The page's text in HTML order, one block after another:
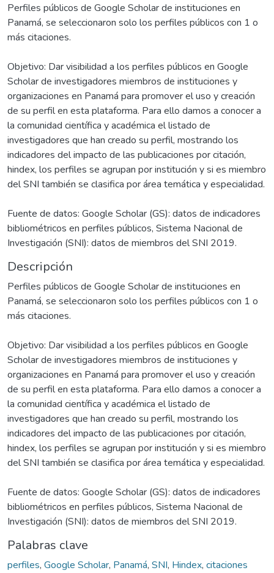
Perfiles públicos de Google Scholar de instituciones en
Panamá, se seleccionaron solo los perfiles públicos con 1 o
más citaciones.
Objetivo: Dar visibilidad a los perfiles públicos en Google
Scholar de investigadores miembros de instituciones y
organizaciones en Panamá para promover el uso y creación
de su perfil en esta plataforma. Para ello damos a conocer a
la comunidad científica y académica el listado de
investigadores que han creado su perfil, mostrando los
indicadores del impacto de las publicaciones por citación,
hindex, los perfiles se agrupan por institución y si es miembro
del SNI también se clasifica por área temática y especialidad.
Fuente de datos: Google Scholar (GS): datos de indicadores
bibliométricos en perfiles públicos, Sistema Nacional de
Investigación (SNI): datos de miembros del SNI 2019.
Descripción
Perfiles públicos de Google Scholar de instituciones en
Panamá, se seleccionaron solo los perfiles públicos con 1 o
más citaciones.
Objetivo: Dar visibilidad a los perfiles públicos en Google
Scholar de investigadores miembros de instituciones y
organizaciones en Panamá para promover el uso y creación
de su perfil en esta plataforma. Para ello damos a conocer a
la comunidad científica y académica el listado de
investigadores que han creado su perfil, mostrando los
indicadores del impacto de las publicaciones por citación,
hindex, los perfiles se agrupan por institución y si es miembro
del SNI también se clasifica por área temática y especialidad.
Fuente de datos: Google Scholar (GS): datos de indicadores
bibliométricos en perfiles públicos, Sistema Nacional de
Investigación (SNI): datos de miembros del SNI 2019.
Palabras clave
perfiles, Google Scholar, Panamá, SNI, Hindex, citaciones